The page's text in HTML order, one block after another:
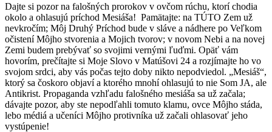
Dajte si pozor na falošných prorokov v ovčom rúchu, ktorí chodia
okolo a ohlasujú príchod Mesiáša! Pamätajte: na TÚTO Zem už
nevkročím; Môj Druhý Príchod bude v sláve a nádhere po Veľkom
očistení Môjho stvorenia a Mojich tvorov; v novom Nebi a na novej
Zemi budem prebývať so svojimi vernými ľuďmi. Opäť vám
hovorím, prečítajte si Moje Slovo v Matúšovi 24 a rozjímajte ho vo
svojom srdci, aby vás počas tejto doby nikto nepodviedol. „Mesiáš“,
ktorý sa čoskoro objaví a ktorého mnohí ohlasujú to nie Som JA, ale
Antikrist. Propaganda vzhľadu falošného mesiáša sa už začala;
dávajte pozor, aby ste nepodľahli tomuto klamu, ovce Môjho stáda,
lebo médiá a učeníci Môjho protivníka už začali ohlasovať jeho
vystúpenie!